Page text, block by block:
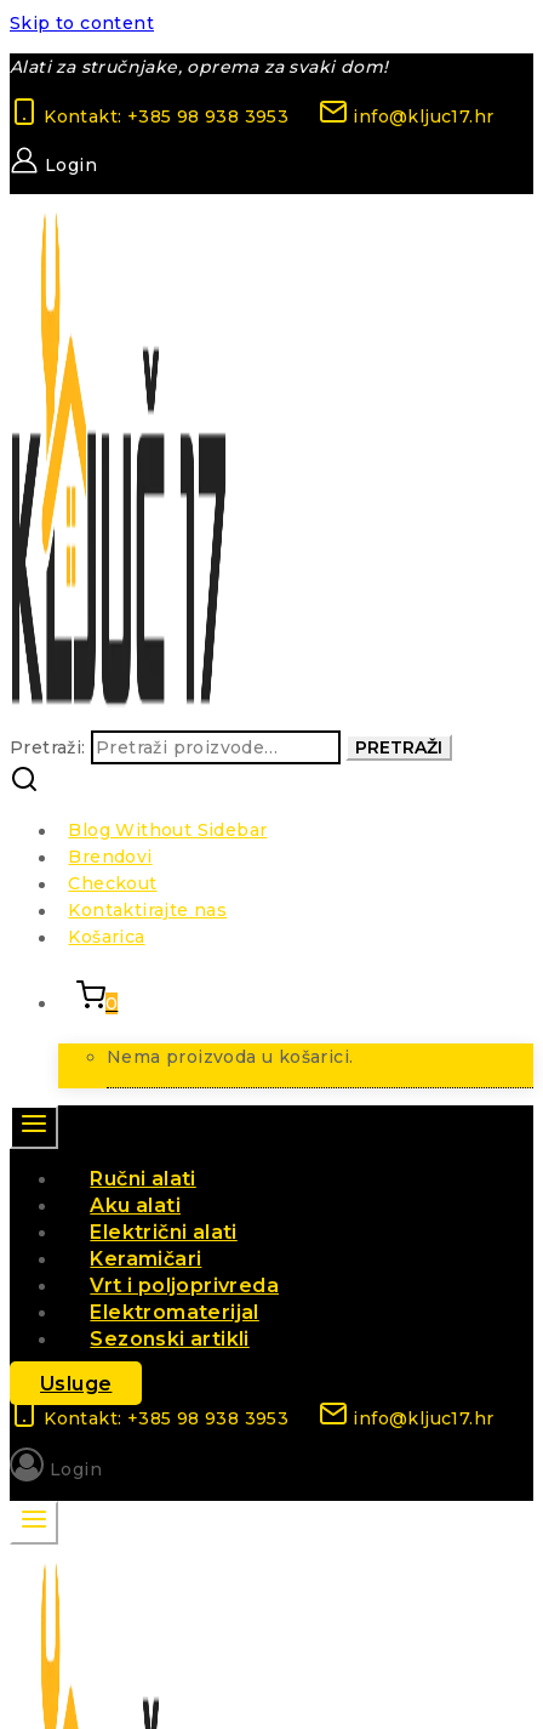
Skip to content
Alati za stručnjake, oprema za svaki dom!
Kontakt: +385 98 938 3953 info@kljuc17.hr
Login
Pretraži: PRETRAŽI
Blog Without Sidebar
Brendovi
Checkout
Kontaktirajte nas
Košarica
0
Nema proizvoda u košarici.
Ručni alati
Aku alati
Električni alati
Keramičari
Vrt i poljoprivreda
Elektromaterijal
Sezonski artikli
Usluge
Kontakt: +385 98 938 3953 info@kljuc17.hr
Login